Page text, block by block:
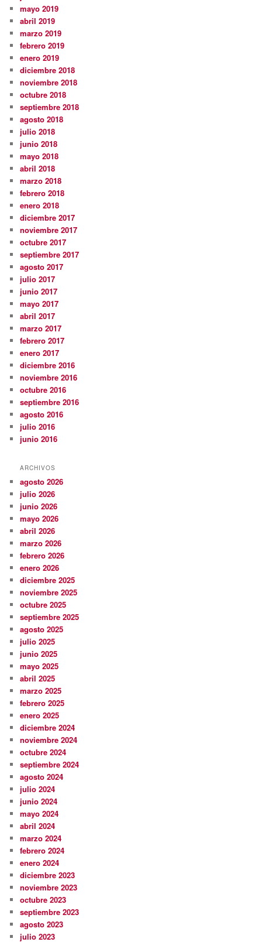
mayo 2019
abril 2019
marzo 2019
febrero 2019
enero 2019
diciembre 2018
noviembre 2018
octubre 2018
septiembre 2018
agosto 2018
julio 2018
junio 2018
mayo 2018
abril 2018
marzo 2018
febrero 2018
enero 2018
diciembre 2017
noviembre 2017
octubre 2017
septiembre 2017
agosto 2017
julio 2017
junio 2017
mayo 2017
abril 2017
marzo 2017
febrero 2017
enero 2017
diciembre 2016
noviembre 2016
octubre 2016
septiembre 2016
agosto 2016
julio 2016
junio 2016
ARCHIVOS
agosto 2026
julio 2026
junio 2026
mayo 2026
abril 2026
marzo 2026
febrero 2026
enero 2026
diciembre 2025
noviembre 2025
octubre 2025
septiembre 2025
agosto 2025
julio 2025
junio 2025
mayo 2025
abril 2025
marzo 2025
febrero 2025
enero 2025
diciembre 2024
noviembre 2024
octubre 2024
septiembre 2024
agosto 2024
julio 2024
junio 2024
mayo 2024
abril 2024
marzo 2024
febrero 2024
enero 2024
diciembre 2023
noviembre 2023
octubre 2023
septiembre 2023
agosto 2023
julio 2023